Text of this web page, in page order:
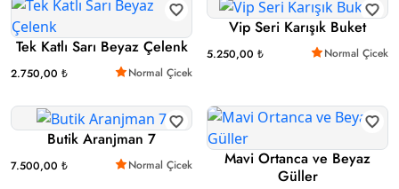
Tek Katlı Sarı Beyaz Çelenk
2.750,00 ₺ Normal Çicek
Vip Seri Karışık Buket
5.250,00 ₺ Normal Çicek
Butik Aranjman 7
7.500,00 ₺ Normal Çicek
Mavi Ortanca ve Beyaz
Güller